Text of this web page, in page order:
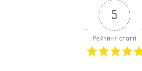
5
Рейтинг статті